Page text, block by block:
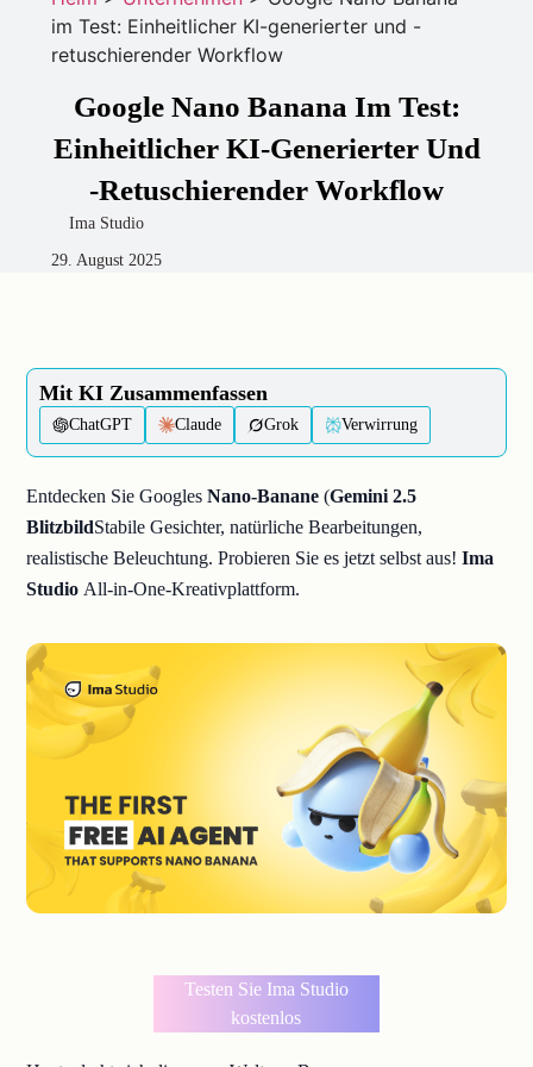
im Test: Einheitlicher KI-generierter und -
retuschierender Workflow
Google Nano Banana Im Test:
Einheitlicher KI-Generierter Und
-retuschierender Workflow
Ima Studio
29. August 2025
Mit KI Zusammenfassen
ChatGPT Claude Grok Verwirrung
Entdecken Sie GooglesNano-Banane (Gemini 2.5
BlitzbildStabile Gesichter, natürliche Bearbeitungen,
realistische Beleuchtung. Probieren Sie es jetzt selbst aus!Ima
Studio All-in-One-Kreativplattform.
Testen Sie Ima Studio
kostenlos